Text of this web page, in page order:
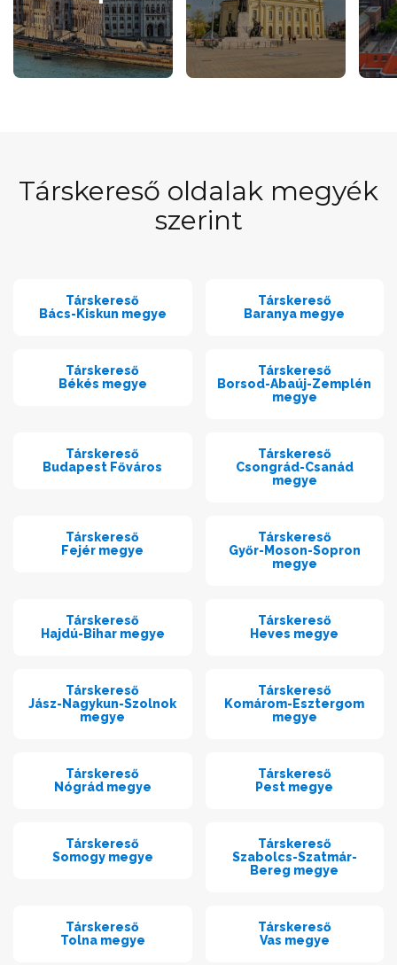
Társkereső oldalak megyék
szerint
Társkereső
Bács-Kiskun megye
Társkereső
Baranya megye
Társkereső
Békés megye
Társkereső
Borsod-Abaúj-Zemplén
megye
Társkereső
Budapest Főváros
Társkereső
Csongrád-Csanád
megye
Társkereső
Fejér megye
Társkereső
Győr-Moson-Sopron
megye
Társkereső
Hajdú-Bihar megye
Társkereső
Heves megye
Társkereső
Jász-Nagykun-Szolnok
megye
Társkereső
Komárom-Esztergom
megye
Társkereső
Nógrád megye
Társkereső
Pest megye
Társkereső
Somogy megye
Társkereső
Szabolcs-Szatmár-
Bereg megye
Társkereső
Tolna megye
Társkereső
Vas megye